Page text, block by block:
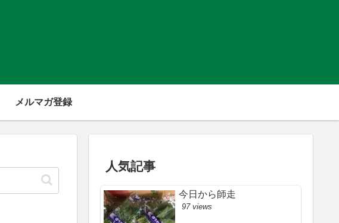
メルマガ登録
人気記事
今日から師走
97 views